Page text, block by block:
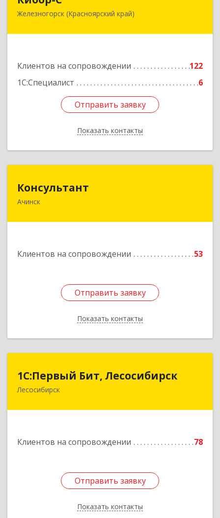
Железногорск (Красноярский край)
Клиентов на сопровождении
122
1С:Специалист
6
Отправить заявку
Показать контакты
662973, Красноярский край, Железногорск г,
Отправить заявку
Назад
Консультант
Ачинск
Клиентов на сопровождении 53
Отправить заявку
Показать контакты
662159, Красноярский край, Ачинск г, Юго-
Отправить заявку
Назад
1С:Первый Бит, Лесосибирск
Лесосибирск
Клиентов на сопровождении 78
Отправить заявку
Показать контакты
1С:Первый Бит, Лесосибирск
662544, Красноярский край, Лесосибирск г,
Отправить заявку
Назад